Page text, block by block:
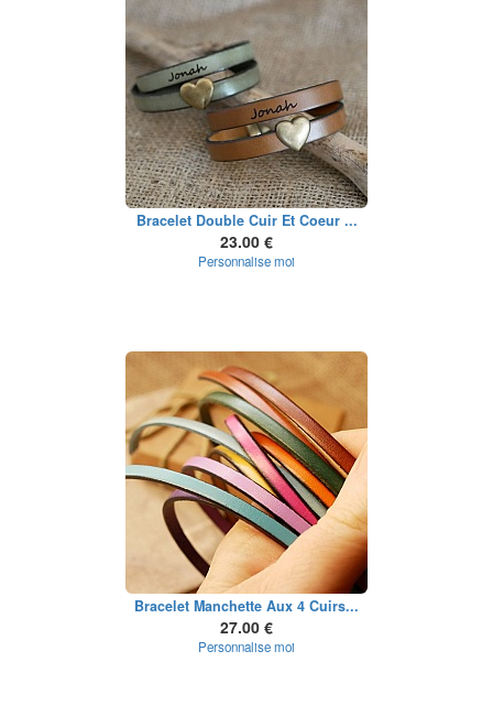
Bracelet Double Cuir Et Coeur ...
23.00 €
Personnalise moi
Bracelet Manchette Aux 4 Cuirs...
27.00 €
Personnalise moi